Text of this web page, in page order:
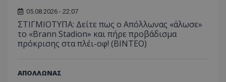
05.08.2026 - 22:07
ΣΤΙΓΜΙΟΤΥΠΑ: Δείτε πως ο Απόλλωνας «άλωσε»
το «Brann Stadion» και πήρε προβάδισμα
πρόκρισης στα πλέι-οφ! (ΒΙΝΤΕΟ)
ΑΠΟΛΛΩΝΑΣ